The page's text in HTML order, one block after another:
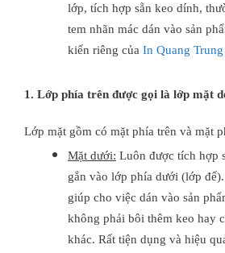
lớp, tích hợp sẵn keo dính,
tem nhãn mác dán vào sản
kiến riêng của In Quang Trung
1. Lớp phía trên được gọi là lớp mặt
Lớp mặt gồm có mặt phía trên và mặt
Mặt dưới: Luôn được tích hợp
gắn vào lớp phía dưới (lớp
giúp cho việc dán vào sản
không phải bôi thêm keo hay
khác. Rất tiện dụng và hiệu